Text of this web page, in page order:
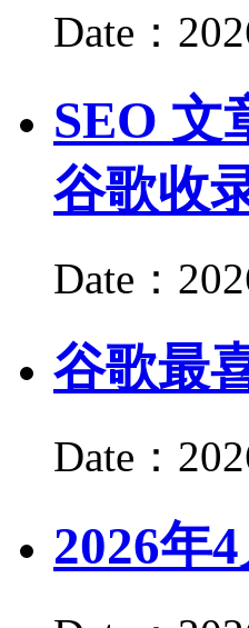
Date：
SEO 文
谷歌收
Date：
谷歌最
Date：
2026年